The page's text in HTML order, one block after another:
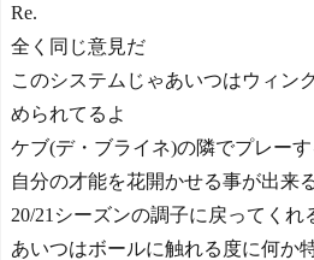
Re.
全く同じ意見だ
このシステムじゃあいつはウィン
められてるよ
ケブ(デ・ブライネ)の隣でプレー
自分の才能を花開かせる事が出来
20/21シーズンの調子に戻ってくれ
あいつはボールに触れる度に何か